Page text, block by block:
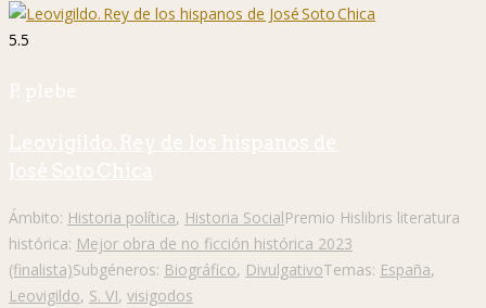
5.5
P. plebe
Leovigildo. Rey de los hispanos de
José Soto Chica
Ámbito: Historia política, Historia SocialPremio Hislibris literatura
histórica: Mejor obra de no ficción histórica 2023
(finalista)Subgéneros: Biográfico, DivulgativoTemas: España,
Leovigildo, S. VI, visigodos